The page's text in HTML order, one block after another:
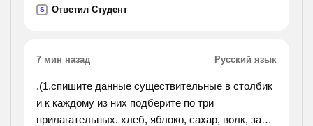
S Ответил Студент
7 мин назад Русский язык
.(1.спишите данные существительные в столбик
и к каждому из них подберите по три
прилагательных. хлеб, яблоко, сахар, волк, заяц,